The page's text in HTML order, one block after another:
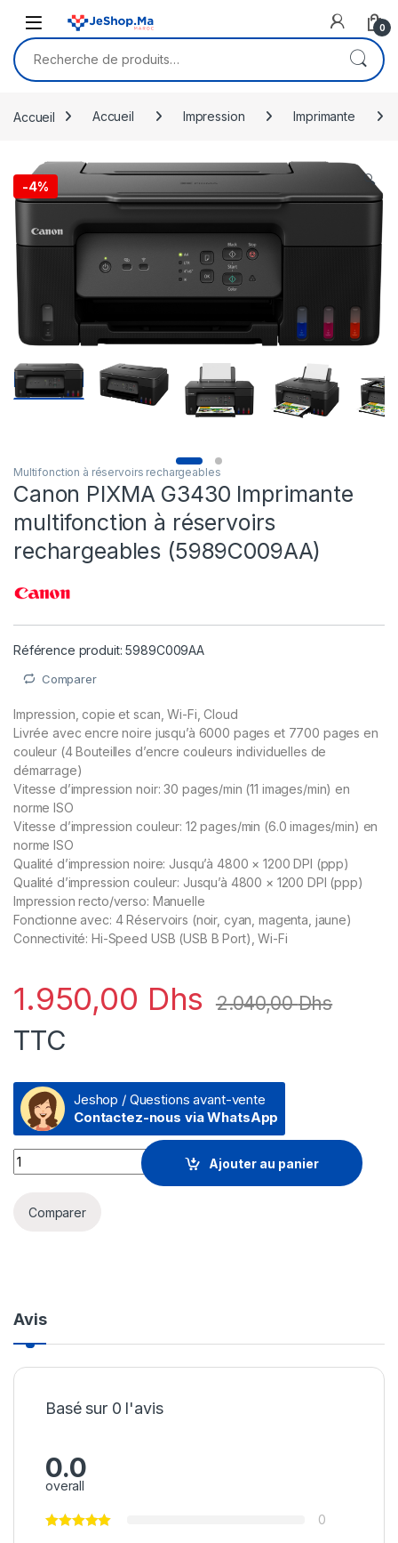
0
Recherche pour :
Accueil Accueil Impression Imprimante
-4% 🔍
Multifonction à réservoirs rechargeables
Canon PIXMA G3430 Imprimante
multifonction à réservoirs
rechargeables (5989C009AA)
Référence produit: 5989C009AA
Comparer
Impression, copie et scan, Wi-Fi, Cloud
Livrée avec encre noire jusqu’à 6000 pages et 7700 pages en
couleur (4 Bouteilles d’encre couleurs individuelles de
démarrage)
Vitesse d’impression noir: 30 pages/min (11 images/min) en
norme ISO
Vitesse d’impression couleur: 12 pages/min (6.0 images/min) en
norme ISO
Qualité d’impression noire: Jusqu’à 4800 × 1200 DPI (ppp)
Qualité d’impression couleur: Jusqu’à 4800 × 1200 DPI (ppp)
Impression recto/verso: Manuelle
Fonctionne avec: 4 Réservoirs (noir, cyan, magenta, jaune)
Connectivité: Hi-Speed USB (USB B Port), Wi-Fi
1.950,00 Dhs 2.040,00Dhs
TTC
Jeshop / Questions avant-vente
Contactez-nous via WhatsApp
Canon PIXMA G3430 Imprimante multifonction à
Ajouter au panier
Comparer
Avis
Basé sur 0 l'avis
0.0
overall
0